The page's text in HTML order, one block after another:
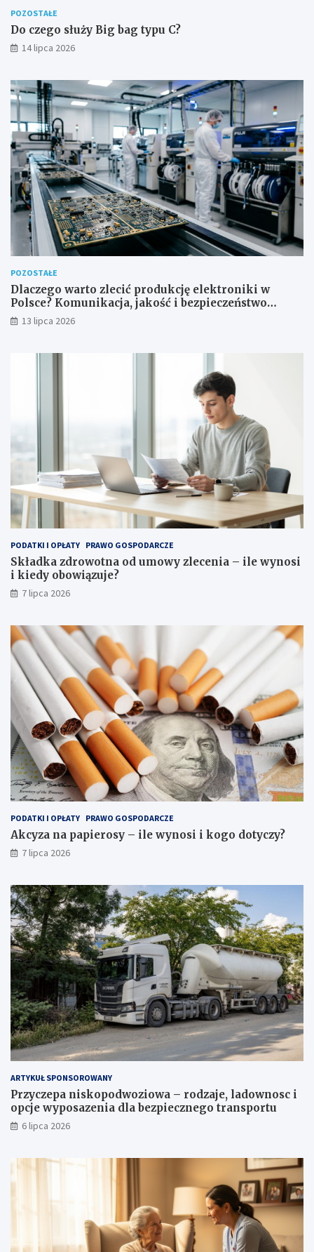
POZOSTAŁE
Do czego służy Big bag typu C?
14 lipca 2026
POZOSTAŁE
Dlaczego warto zlecić produkcję elektroniki w
Polsce? Komunikacja, jakość i bezpieczeństwo
dostaw
13 lipca 2026
PODATKI I OPŁATY PRAWO GOSPODARCZE
Składka zdrowotna od umowy zlecenia – ile wynosi
i kiedy obowiązuje?
7 lipca 2026
PODATKI I OPŁATY PRAWO GOSPODARCZE
Akcyza na papierosy – ile wynosi i kogo dotyczy?
7 lipca 2026
ARTYKUŁ SPONSOROWANY
Przyczepa niskopodwoziowa – rodzaje, ladownosc i
opcje wyposazenia dla bezpiecznego transportu
6 lipca 2026